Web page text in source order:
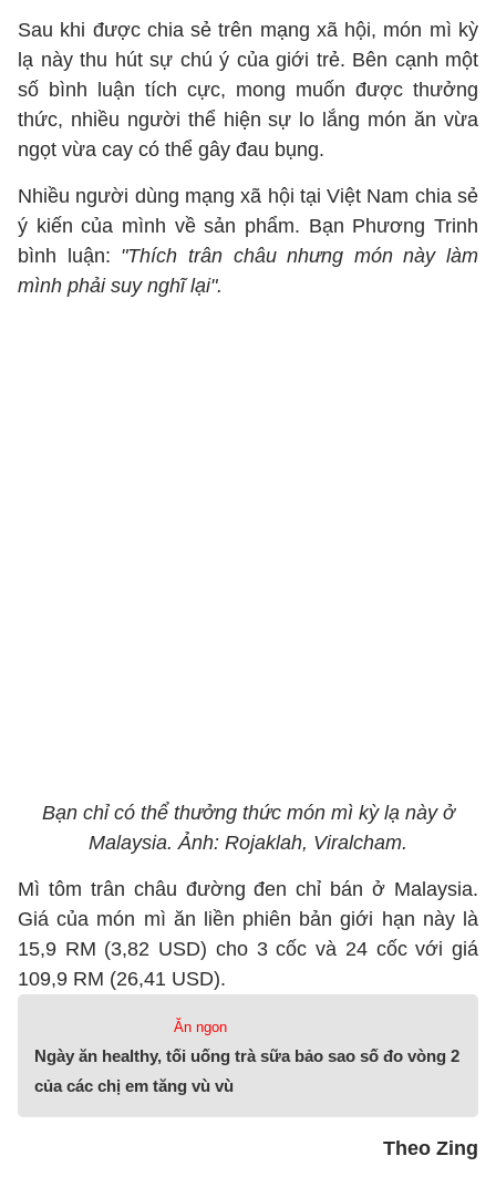
Sau khi được chia sẻ trên mạng xã hội, món mì kỳ
lạ này thu hút sự chú ý của giới trẻ. Bên cạnh một
số bình luận tích cực, mong muốn được thưởng
thức, nhiều người thể hiện sự lo lắng món ăn vừa
ngọt vừa cay có thể gây đau bụng.
Nhiều người dùng mạng xã hội tại Việt Nam chia sẻ
ý kiến của mình về sản phẩm. Bạn Phương Trinh
bình luận: "Thích trân châu nhưng món này làm
mình phải suy nghĩ lại".
Bạn chỉ có thể thưởng thức món mì kỳ lạ này ở
Malaysia. Ảnh: Rojaklah, Viralcham.
Mì tôm trân châu đường đen chỉ bán ở Malaysia.
Giá của món mì ăn liền phiên bản giới hạn này là
15,9 RM (3,82 USD) cho 3 cốc và 24 cốc với giá
109,9 RM (26,41 USD).
Ăn ngon
Ngày ăn healthy, tối uống trà sữa bảo sao số đo vòng 2
của các chị em tăng vù vù
Theo Zing